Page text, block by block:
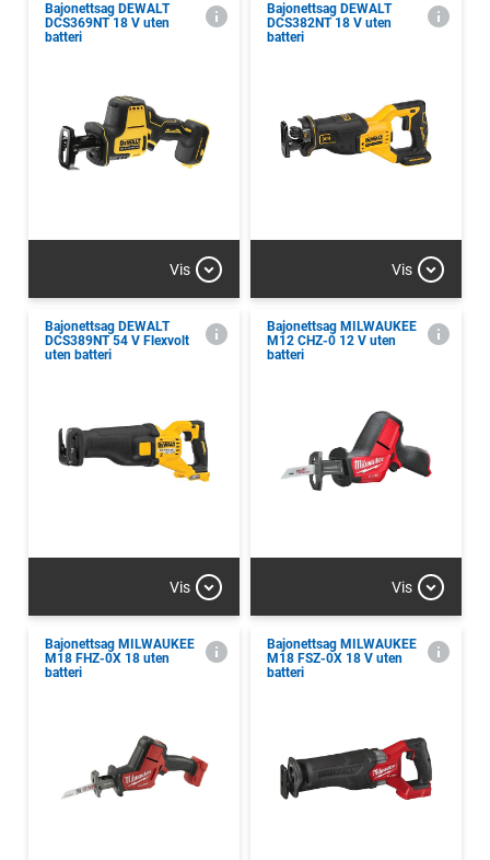
Bajonettsag DEWALT
DCS369NT 18 V uten
batteri
Vis
Bajonettsag DEWALT
DCS382NT 18 V uten
batteri
Vis
Bajonettsag DEWALT
DCS389NT 54 V Flexvolt
uten batteri
Vis
Bajonettsag MILWAUKEE
M12 CHZ-0 12 V uten
batteri
Vis
Bajonettsag MILWAUKEE
M18 FHZ-0X 18 uten
batteri
Bajonettsag MILWAUKEE
M18 FSZ-0X 18 V uten
batteri